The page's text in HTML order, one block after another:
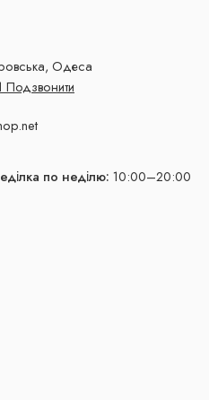
Одеса
Подзвонити
по неділю: 10:00–20:00